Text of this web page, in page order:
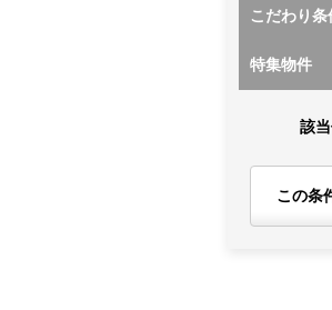
こだわり条
特集物件
該
この条